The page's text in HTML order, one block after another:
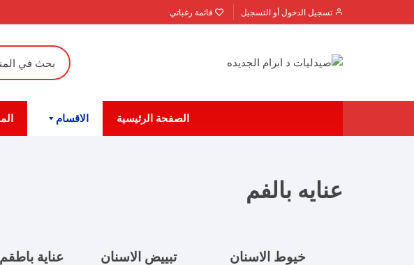
تسجيل الدخول أو التسجيل قائمة رغباتي
الصفحة الرئيسية الاقسام
عنايه بالفم
خيوط الاسنان تبييض الاسنان عناية